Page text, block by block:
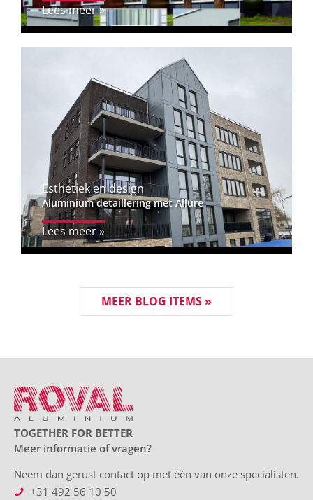
Lees meer »
Esthetiek en design
Aluminium detaillering met Allure
Lees meer »
MEER BLOG ITEMS »
TOGETHER FOR BETTER
Meer informatie of vragen?
Neem dan gerust contact op met één van onze specialisten.
+31 492 56 10 50